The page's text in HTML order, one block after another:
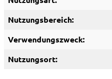
Nutzungsbereich:
Verwendungszweck:
Nutzungsort: